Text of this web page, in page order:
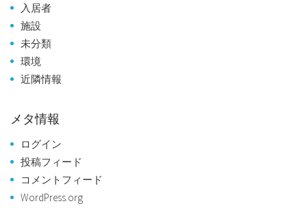
入居者
施設
未分類
環境
近隣情報
メタ情報
ログイン
投稿フィード
コメントフィード
WordPress.org